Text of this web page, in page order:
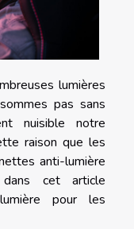
lumières
pas sans
nuisible notre
raison que les
anti-lumière
cet article
pour les